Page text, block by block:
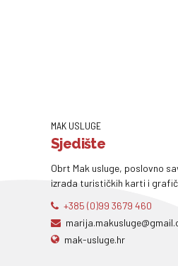
MAK USLUGE
Sjedište
Obrt Mak usluge, poslovno
izrada turističkih karti i
+385 (0)99 3679 460
mak-usluge.hr